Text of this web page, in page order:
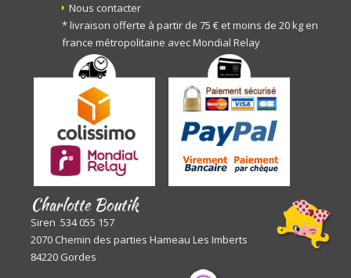
Nous contacter
* livraison offerte à partir de 75 € et moins de 20 kg en
france métropolitaine avec Mondial Relay
Charlotte Boutik
Siren 534 055 157
2070 Chemin des parties Hameau Les Imberts
84220 Gordes